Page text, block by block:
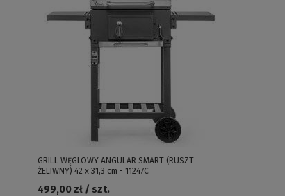
GRILL WĘGLOWY ANGULAR SMART (RUSZT
ŻELIWNY) 42 x 31,3 cm - 11247C
499,00 zł / szt.